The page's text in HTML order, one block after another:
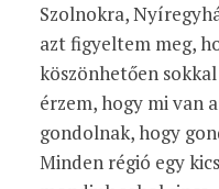
Szolnokra,
azt figyeltem meg,
köszönhetően
érzem, hogy mi van
gondolnak, hogy
Minden régió egy